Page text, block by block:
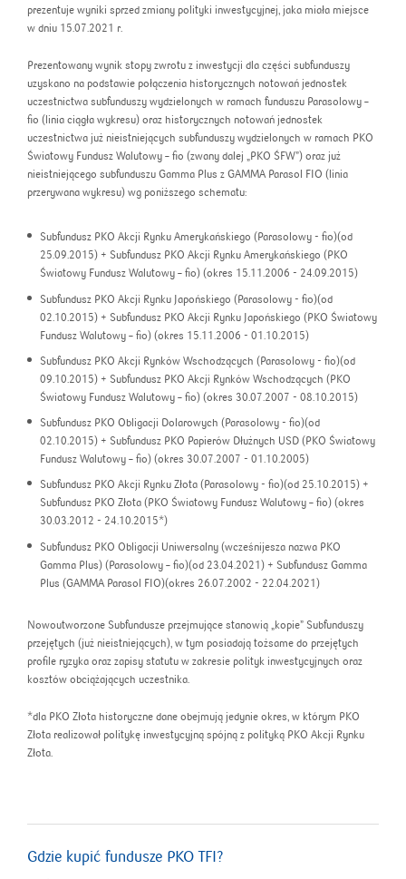
prezentuje wyniki sprzed zmiany polityki inwestycyjnej, jaka miała miejsce
w dniu 15.07.2021 r.
Prezentowany wynik stopy zwrotu z inwestycji dla części subfunduszy
uzyskano na podstawie połączenia historycznych notowań jednostek
uczestnictwa subfunduszy wydzielonych w ramach funduszu Parasolowy –
fio (linia ciągła wykresu) oraz historycznych notowań jednostek
uczestnictwa już nieistniejących subfunduszy wydzielonych w ramach PKO
Światowy Fundusz Walutowy – fio (zwany dalej „PKO ŚFW”) oraz już
nieistniejącego subfunduszu Gamma Plus z GAMMA Parasol FIO (linia
przerywana wykresu) wg poniższego schematu:
Subfundusz PKO Akcji Rynku Amerykańskiego (Parasolowy - fio)(od
25.09.2015) + Subfundusz PKO Akcji Rynku Amerykańskiego (PKO
Światowy Fundusz Walutowy – fio) (okres 15.11.2006 - 24.09.2015)
Subfundusz PKO Akcji Rynku Japońskiego (Parasolowy - fio)(od
02.10.2015) + Subfundusz PKO Akcji Rynku Japońskiego (PKO Światowy
Fundusz Walutowy – fio) (okres 15.11.2006 - 01.10.2015)
Subfundusz PKO Akcji Rynków Wschodzących (Parasolowy - fio)(od
09.10.2015) + Subfundusz PKO Akcji Rynków Wschodzących (PKO
Światowy Fundusz Walutowy – fio) (okres 30.07.2007 - 08.10.2015)
Subfundusz PKO Obligacji Dolarowych (Parasolowy - fio)(od
02.10.2015) + Subfundusz PKO Papierów Dłużnych USD (PKO Światowy
Fundusz Walutowy – fio) (okres 30.07.2007 - 01.10.2005)
Subfundusz PKO Akcji Rynku Złota (Parasolowy - fio)(od 25.10.2015) +
Subfundusz PKO Złota (PKO Światowy Fundusz Walutowy – fio) (okres
30.03.2012 - 24.10.2015*)
Subfundusz PKO Obligacji Uniwersalny (wcześnijesza nazwa PKO
Gamma Plus) (Parasolowy – fio)(od 23.04.2021) + Subfundusz Gamma
Plus (GAMMA Parasol FIO)(okres 26.07.2002 - 22.04.2021)
Nowoutworzone Subfundusze przejmujące stanowią „kopie” Subfunduszy
przejętych (już nieistniejących), w tym posiadają tożsame do przejętych
profile ryzyka oraz zapisy statutu w zakresie polityk inwestycyjnych oraz
kosztów obciążających uczestnika.
*dla PKO Złota historyczne dane obejmują jedynie okres, w którym PKO
Złota realizował politykę inwestycyjną spójną z polityką PKO Akcji Rynku
Złota.
Gdzie kupić fundusze PKO TFI?